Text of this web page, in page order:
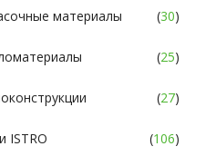
материалы (30)
(25)
(27)
ISTRO (106)